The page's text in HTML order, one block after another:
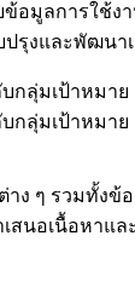
ข้อมูลการใช้
ปรุงและพัฒนา
กลุ่มเป้าหมาย
กลุ่มเป้าหมาย
าง ๆ รวมทั้ง
เสนอเนื้อหา